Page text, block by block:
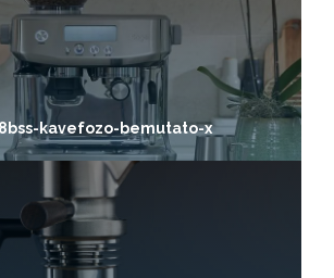
kavefozo-bemutato-x